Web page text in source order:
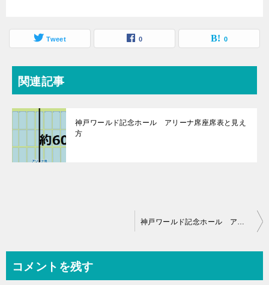
Tweet 0 0
関連記事
神戸ワールド記念ホール アリーナ席座席表と見え
方
ビ
神戸ワールド記念ホール アリーナ席座席表と見え方
コメントを残す